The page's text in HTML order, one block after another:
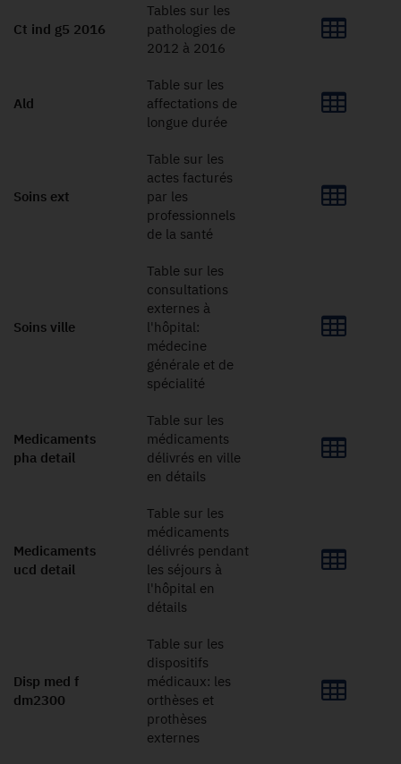
Ct ind g5 2016
Tables sur les
pathologies de
2012 à 2016
Ald
Table sur les
affectations de
longue durée
Soins ext
Table sur les
actes facturés
par les
professionnels
de la santé
Soins ville
Table sur les
consultations
externes à
l'hôpital:
médecine
générale et de
spécialité
Medicaments
pha detail
Table sur les
médicaments
délivrés en ville
en détails
Medicaments
ucd detail
Table sur les
médicaments
délivrés pendant
les séjours à
l'hôpital en
détails
Disp med f
dm2300
Table sur les
dispositifs
médicaux: les
orthèses et
prothèses
externes